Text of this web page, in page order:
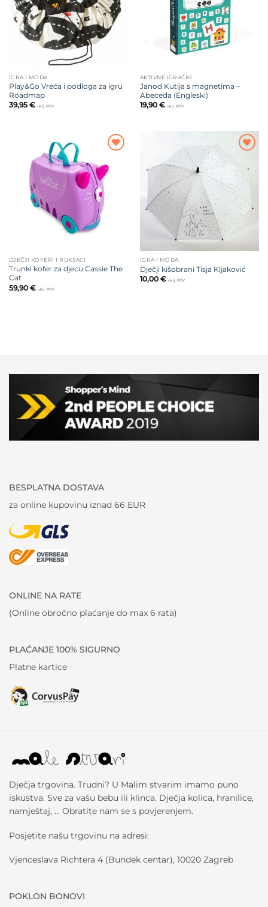
IGRA I MODA
Play&Go Vreća i podloga za igru
Roadmap
39,95 € uklj. PDV
AKTIVNE IGRAČKE
Janod Kutija s magnetima –
Abeceda (Engleski)
19,90 € uklj. PDV
na listu
želja
DJEČJI KOFERI I RUKSACI
Trunki kofer za djecu Cassie The
Cat
59,90 € uklj. PDV
na listu
želja
IGRA I MODA
Dječji kišobrani Tisja Kljaković
10,00 € uklj. PDV
BESPLATNA DOSTAVA
za online kupovinu iznad 66 EUR
ONLINE NA RATE
(Online obročno plaćanje do max 6 rata)
PLAĆANJE 100% SIGURNO
Platne kartice
Dječja trgovina. Trudni? U Malim stvarim imamo puno
iskustva. Sve za vašu bebu ili klinca. Dječja kolica, hranilice,
namještaj, … Obratite nam se s povjerenjem.
Posjetite našu trgovinu na adresi:
Vjenceslava Richtera 4 (Bundek centar), 10020 Zagreb
POKLON BONOVI